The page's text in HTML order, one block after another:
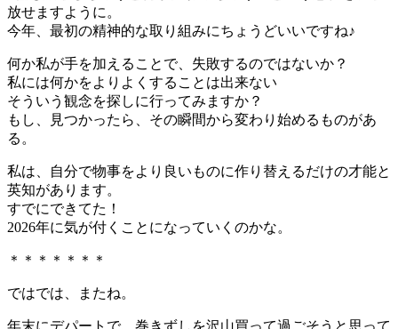
放せますように。
今年、最初の精神的な取り組みにちょうどいいですね♪
何か私が手を加えることで、失敗するのではないか？
私には何かをよりよくすることは出来ない
そういう観念を探しに行ってみますか？
もし、見つかったら、その瞬間から変わり始めるものがあ
る。
私は、自分で物事をより良いものに作り替えるだけの才能と
英知があります。
すでにできてた！
2026年に気が付くことになっていくのかな。
＊＊＊＊＊＊＊
ではでは、またね。
年末にデパートで、巻きずしを沢山買って過ごそうと思って